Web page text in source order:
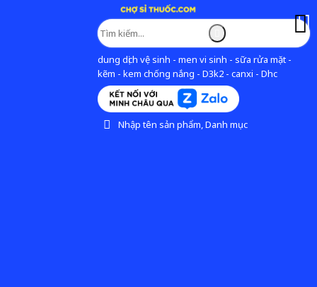
dung dịch vệ sinh - men vi sinh - sữa rửa mặt -
kẽm - kem chống nắng - D3k2 - canxi - Dhc
Nhập tên sản phẩm, Danh mục